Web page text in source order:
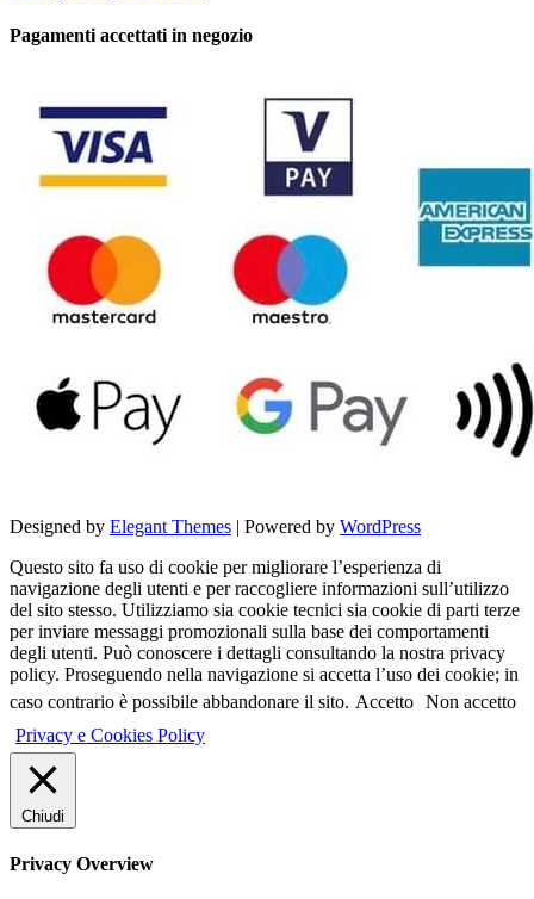
Pagamenti accettati in negozio
Designed by Elegant Themes | Powered by WordPress
Questo sito fa uso di cookie per migliorare l’esperienza di
navigazione degli utenti e per raccogliere informazioni sull’utilizzo
del sito stesso. Utilizziamo sia cookie tecnici sia cookie di parti terze
per inviare messaggi promozionali sulla base dei comportamenti
degli utenti. Può conoscere i dettagli consultando la nostra privacy
policy. Proseguendo nella navigazione si accetta l’uso dei cookie; in
caso contrario è possibile abbandonare il sito. Accetto Non accetto
Privacy e Cookies Policy
Chiudi
Privacy Overview